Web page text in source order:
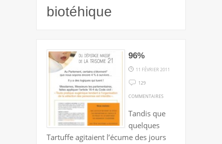
biotéhique
96%
11 FÉVRIER 2011
129
COMMENTAIRES
Tandis que
quelques
Tartuffe agitaient l’écume des jours